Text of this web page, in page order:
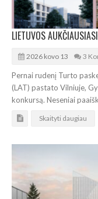
2026 kovo 13 3
Pernai rudenį Turto
(LAT) pastato Vilniuje,
konkursą. Neseniai
Skaityti daugiau